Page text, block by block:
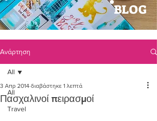
BLOG
Ανάρτηση
All
Travel
All
Πασχαλινοί πειρασμοί
3 Απρ 2014 διαβάστηκε 1 λεπτά